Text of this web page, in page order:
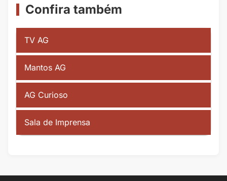
Confira também
TV AG
Mantos AG
AG Curioso
Sala de Imprensa